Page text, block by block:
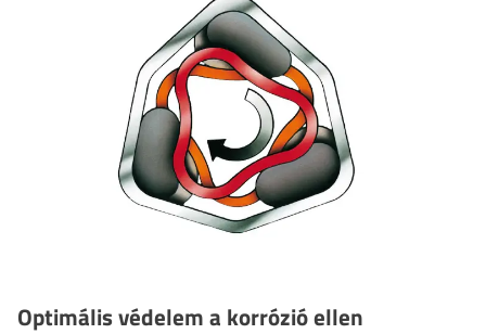
Optimális védelem a korrózió ellen